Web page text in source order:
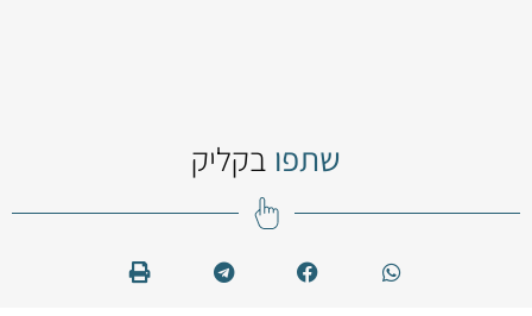
שתפו בקליק